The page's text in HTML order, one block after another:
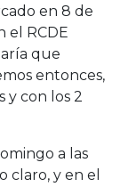
en 8 de
el RCDE
que
entonces,
y con los 2
a las
claro, y en el